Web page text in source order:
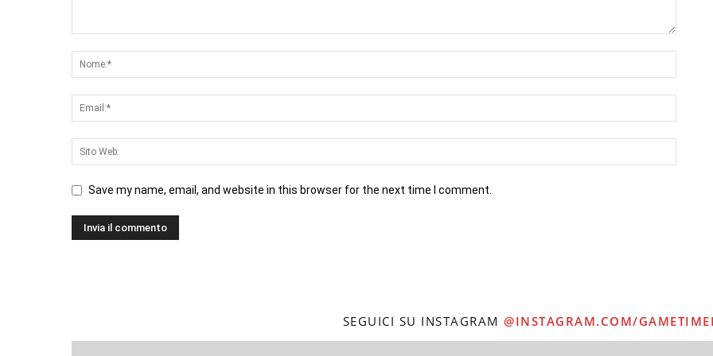
Save my name, email, and website in this browser for the next time I comment.
SEGUICI SU INSTAGRAM @INSTAGRAM.COM/